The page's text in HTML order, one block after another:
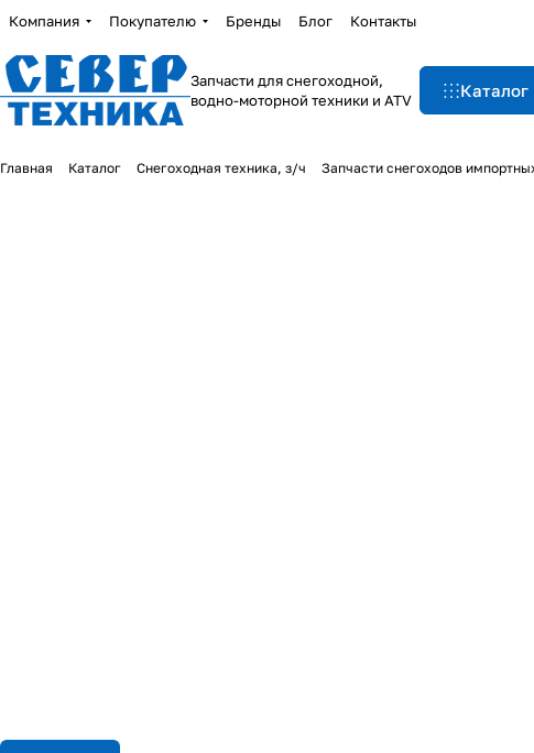
Компания Покупателю Бренды Блог Контакты
Запчасти для снегоходной,
водно-моторной техники и ATV
Каталог
Главная Каталог Снегоходная техника, з/ч Запчасти снегоходов